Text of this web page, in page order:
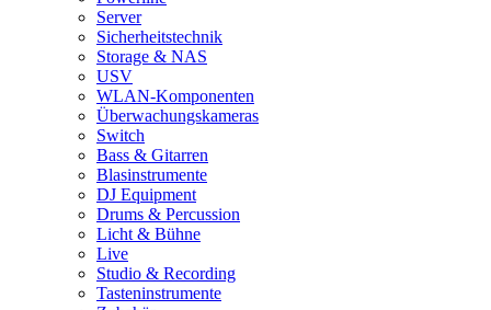
Server
Sicherheitstechnik
Storage & NAS
USV
WLAN-Komponenten
Überwachungskameras
Switch
Bass & Gitarren
Blasinstrumente
DJ Equipment
Drums & Percussion
Licht & Bühne
Live
Studio & Recording
Tasteninstrumente